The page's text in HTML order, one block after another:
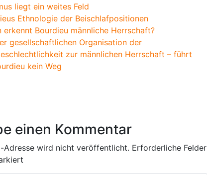
liegt ein weites Feld
Ethnologie der Beischlafpositionen
erkennt Bourdieu männliche Herrschaft?
gesellschaftlichen Organisation der
zur männlichen Herrschaft – führt
kein Weg
einen Kommentar
Adresse wird nicht veröffentlicht. Erforderliche Felder